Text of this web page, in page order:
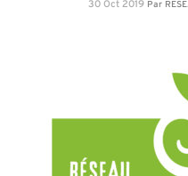
30 Oct 2019 Par